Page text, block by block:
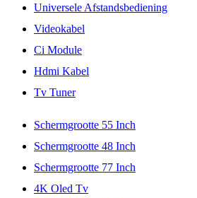
Universele Afstandsbediening
Videokabel
Ci Module
Hdmi Kabel
Tv Tuner
Schermgrootte 55 Inch
Schermgrootte 48 Inch
Schermgrootte 77 Inch
4K Oled Tv